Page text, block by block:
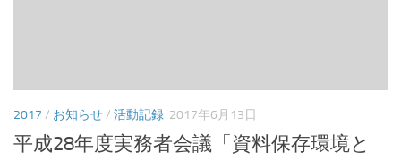
2017 / お知らせ/ 活動記録 2017年6月13日
平成28年度実務者会議「資料保存環境と